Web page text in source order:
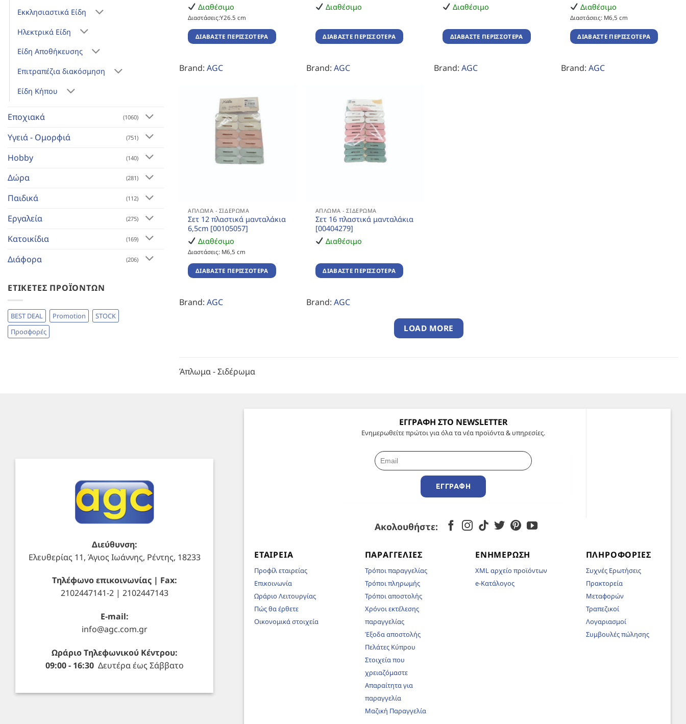
Εκκλησιαστικά Είδη
Ηλεκτρικά Είδη
Είδη Αποθήκευσης
Επιτραπέζια διακόσμηση
Είδη Κήπου
Εποχιακά (1060)
Υγειά - Ομορφιά (751)
Hobby (140)
Δώρα (281)
Παιδικά (112)
Εργαλεία (275)
Κατοικίδια (169)
Διάφορα (206)
ΕΤΙΚΈΤΕΣ ΠΡΟΪΌΝΤΩΝ
BEST DEAL Promotion
STOCK
Προσφορές
Διαθέσιμο
Διαστάσεις:Υ26.5 cm
ΔΙΑΒΆΣΤΕ ΠΕΡΙΣΣΌΤΕΡΑ
Brand: AGC
Διαθέσιμο
ΔΙΑΒΆΣΤΕ ΠΕΡΙΣΣΌΤΕΡΑ
Brand:AGC
Διαθέσιμο
ΔΙΑΒΆΣΤΕ ΠΕΡΙΣΣΌΤΕΡΑ
Brand: AGC
Διαθέσιμο
Διαστάσεις: Μ6,5 cm
ΔΙΑΒΆΣΤΕ ΠΕΡΙΣΣΌΤΕΡΑ
Brand:AGC
ΆΠΛΩΜΑ - ΣΙΔΈΡΩΜΑ
Σετ 12 πλαστικά μανταλάκια
6,5cm [00105057]
Διαθέσιμο
Διαστάσεις: Μ6,5 cm
ΔΙΑΒΆΣΤΕ ΠΕΡΙΣΣΌΤΕΡΑ
Brand: AGC
ΆΠΛΩΜΑ - ΣΙΔΈΡΩΜΑ
Σετ 16 πλαστικά μανταλάκια
[00404279]
Διαθέσιμο
ΔΙΑΒΆΣΤΕ ΠΕΡΙΣΣΌΤΕΡΑ
Brand:AGC
LOAD MORE
Άπλωμα - Σιδέρωμα
Διεύθυνση:
Ελευθερίας 11, Άγιος Ιωάννης, Ρέντης, 18233
Τηλέφωνο επικοινωνίας | Fax:
2102447141-2 | 2102447143
E-mail:
info@agc.com.gr
Ωράριο Τηλεφωνικού Κέντρου:
09:00 - 16:30Δευτέρα έως Σάββατο
ΕΓΓΡΑΦΗ ΣΤΟ NEWSLETTER
Ενημερωθείτε πρώτοι για όλα τα νέα προϊόντα & υπηρεσίες.
ΕΓΓΡΑΦΉ
Ακολουθήστε:
ΕΤΑΙΡΕΊΑ
Προφίλ εταιρείας
Επικοινωνία
Ωράριο Λειτουργίας
Πώς θα έρθετε
Οικονομικά στοιχεία
ΠΑΡΑΓΓΕΛΊΕΣ
Τρόποι παραγγελίας
Τρόποι πληρωμής
Τρόποι αποστολής
Χρόνοι εκτέλεσης
παραγγελίας
Έξοδα αποστολής
Πελάτες Κύπρου
Στοιχεία που
χρειαζόμαστε
Απαραίτητα για
παραγγελία
Μαζική Παραγγελία
ΕΝΗΜΈΡΩΣΗ
XML αρχείο προϊόντων
e-Κατάλογος
ΠΛΗΡΟΦΟΡΊΕΣ
Συχνές Ερωτήσεις
Πρακτορεία
Μεταφορών
Τραπεζικοί
Λογαριασμοί
Συμβουλές πώλησης